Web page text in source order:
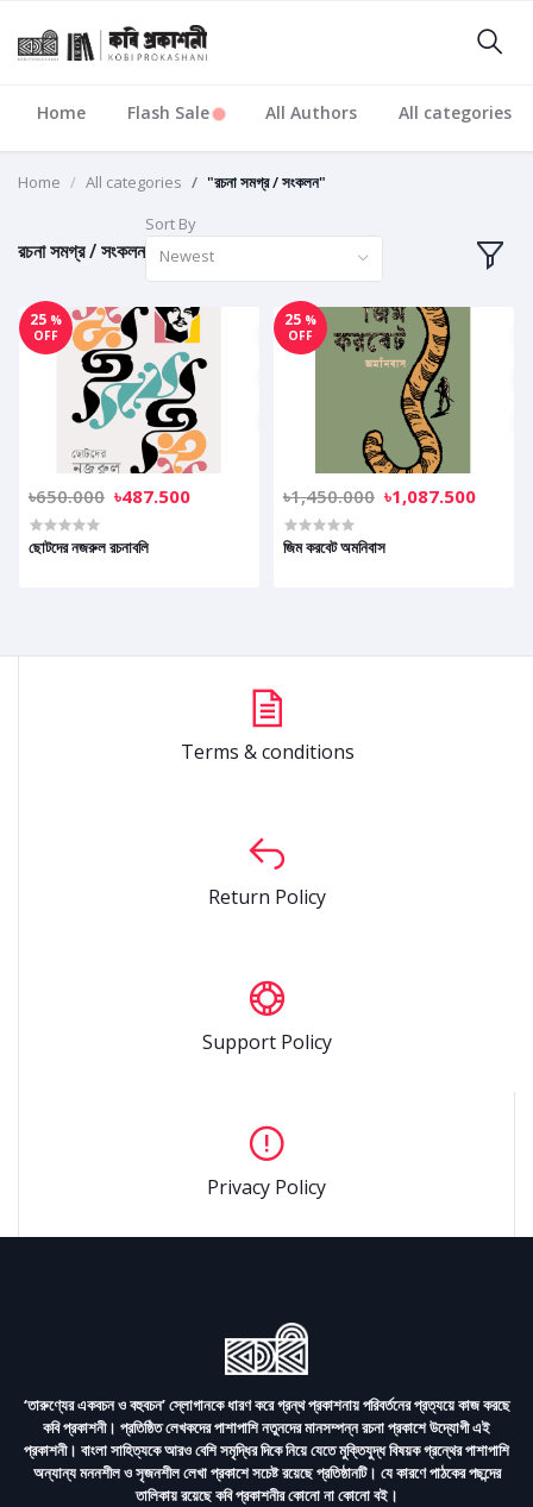
Home Flash Sale All Authors All categories
Home All categories "রচনা সমগ্র / সংকলন"
রচনা সমগ্র / সংকলন
Sort By
Newest
25 %
OFF
৳650.000 ৳487.500
ছোটদের নজরুল রচনাবলি
25 %
OFF
৳1,450.000 ৳1,087.500
জিম করবেট অমনিবাস
Terms & conditions
Return Policy
Support Policy
Privacy Policy
‘তারুণ্যের একবচন ও বহুবচন’ স্লোগানকে ধারণ করে গ্রন্থ প্রকাশনায় পরিবর্তনের প্রত্যয়ে কাজ করছে
কবি প্রকাশনী। প্রতিষ্ঠিত লেখকদের পাশাপাশি নতুনদের মানসম্পন্ন রচনা প্রকাশে উদ্যোগী এই
প্রকাশনী। বাংলা সাহিত্যকে আরও বেশি সমৃদ্ধির দিকে নিয়ে যেতে মুক্তিযুদ্ধ বিষয়ক গ্রন্থের পাশাপাশি
অন্যান্য মননশীল ও সৃজনশীল লেখা প্রকাশে সচেষ্ট রয়েছে প্রতিষ্ঠানটি। যে কারণে পাঠকের পছন্দের
তালিকায় রয়েছে কবি প্রকাশনীর কোনো না কোনো বই।